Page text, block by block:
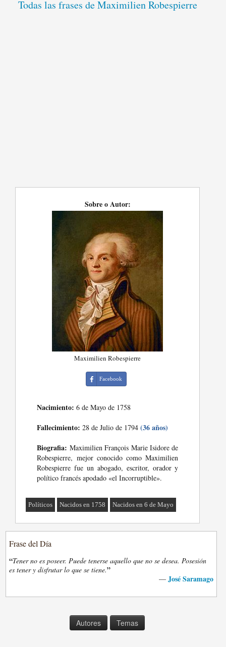
Todas las frases de Maximilien Robespierre
Sobre o Autor:
Maximilien Robespierre
Facebook
Nacimiento: 6 de Mayo de 1758
Fallecimiento: 28 de Julio de 1794(36 años)
Biografia: Maximilien François Marie Isidore de
Robespierre, mejor conocido como Maximilien
Robespierre fue un abogado, escritor, orador y
político francés apodado «el Incorruptible».
Políticos Nacidos en 1758 Nacidos en 6 de Mayo
Frase del Día
“Tener no es poseer. Puede tenerse aquello que no se desea. Posesión
es tener y disfrutar lo que se tiene.”
— José Saramago
Autores Temas